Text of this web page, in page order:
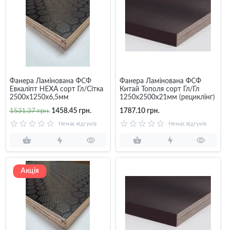
Фанера Ламінована ФСФ
Евкаліпт НЕХА сорт Гл/Сітка
2500х1250х6,5мм
1531.37 грн. 1458.45 грн.
Немає відгуків
Фанера Ламінована ФСФ
Китай Тополя сорт Гл/Гл
1250х2500х21мм (рециклінг)
1787.10 грн.
Немає відгуків
Акція